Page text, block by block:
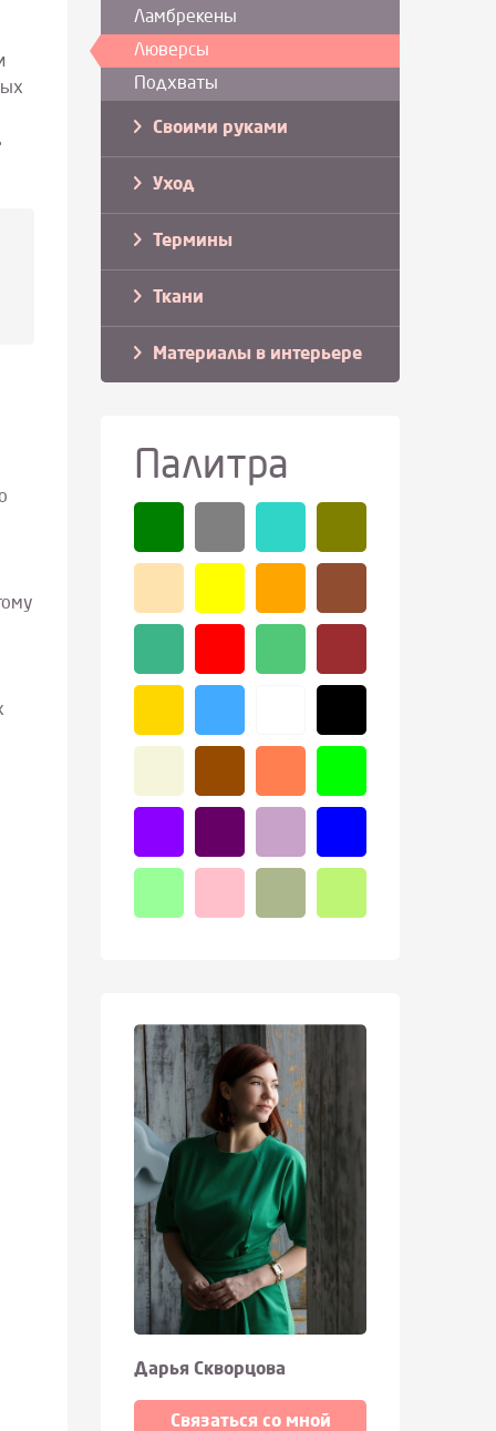
Ламбрекены
Люверсы
Подхваты
Своими руками
Уход
Термины
Ткани
Материалы в интерьере
Палитра
Дарья Скворцова
Связаться со мной